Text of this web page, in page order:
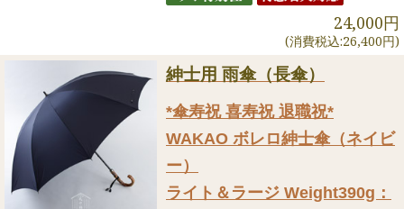
24,000円
(消費税込:26,400円)
紳士用 雨傘（長傘）
*傘寿祝 喜寿祝 退職祝*
WAKAO ボレロ紳士傘（ネイビ
ー）
ライト＆ラージ Weight390g：